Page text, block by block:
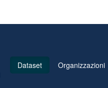
Dataset Organizzazioni